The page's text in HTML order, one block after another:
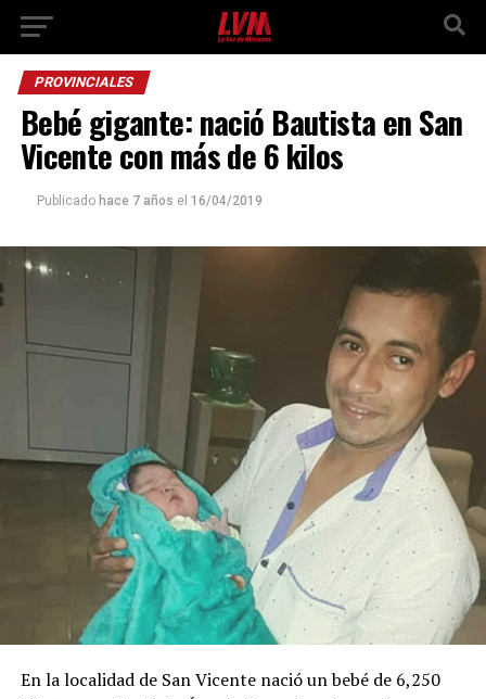
PROVINCIALES
Bebé gigante: nació Bautista en San
Vicente con más de 6 kilos
Publicado hace 7 años el 16/04/2019
En la localidad de San Vicente nació un bebé de 6,250